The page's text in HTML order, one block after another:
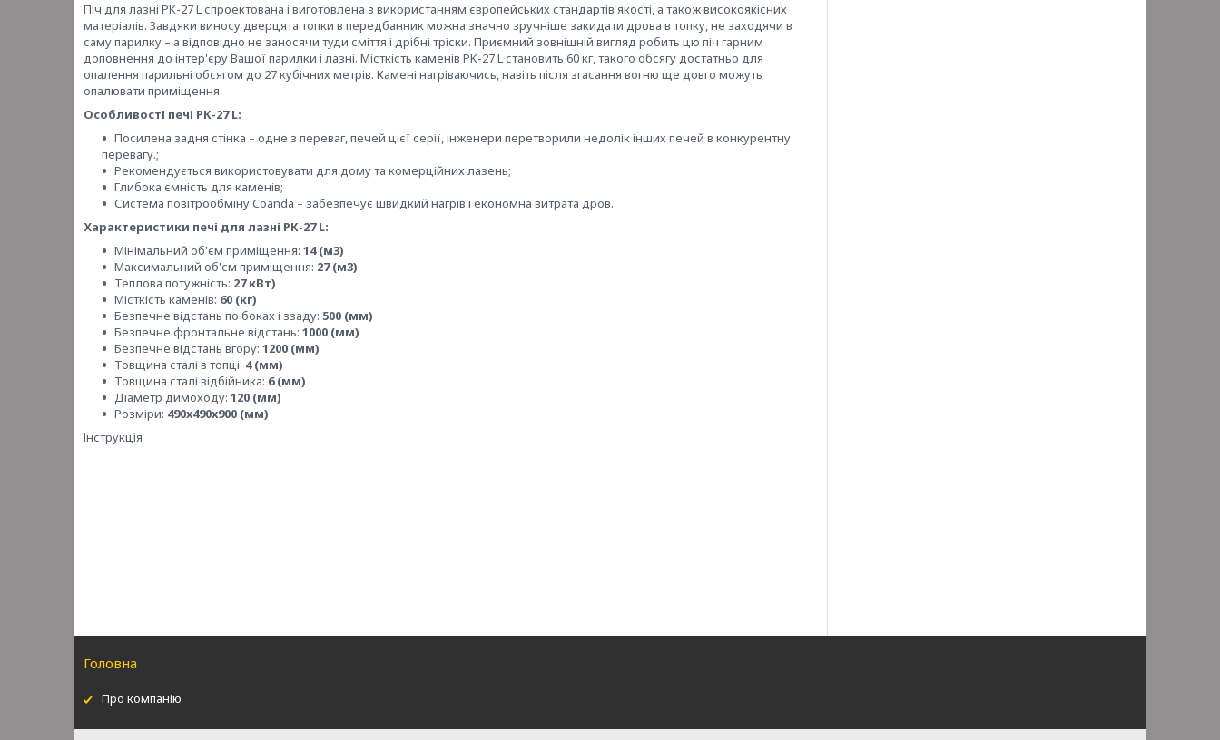
Піч для лазні PK-27 L спроектована і виготовлена з використанням європейських стандартів якості, а також високоякісних
матеріалів. Завдяки виносу дверцята топки в передбанник можна значно зручніше закидати дрова в топку, не заходячи в
саму парилку – а відповідно не заносячи туди сміття і дрібні тріски. Приємний зовнішній вигляд робить цю піч гарним
доповнення до інтер'єру Вашої парилки і лазні. Місткість каменів PK-27 L становить 60 кг, такого обсягу достатньо для
опалення парильні обсягом до 27 кубічних метрів. Камені нагріваючись, навіть після згасання вогню ще довго можуть
опалювати приміщення.
Особливості печі РК-27 L:
Посилена задня стінка – одне з переваг, печей цієї серії, інженери перетворили недолік інших печей в конкурентну
перевагу.;
Рекомендується використовувати для дому та комерційних лазень;
Глибока ємність для каменів;
Система повітрообміну Coanda – забезпечує швидкий нагрів і економна витрата дров.
Характеристики печі для лазні РК-27 L:
Мінімальний об'єм приміщення: 14 (м3)
Максимальний об'єм приміщення: 27 (м3)
Теплова потужність: 27 кВт)
Місткість каменів: 60 (кг)
Безпечне відстань по боках і ззаду: 500 (мм)
Безпечне фронтальне відстань: 1000 (мм)
Безпечне відстань вгору: 1200 (мм)
Товщина сталі в топці: 4 (мм)
Товщина сталі відбійника: 6 (мм)
Діаметр димоходу: 120 (мм)
Розміри: 490х490х900 (мм)
Інструкція
Головна
Про компанію